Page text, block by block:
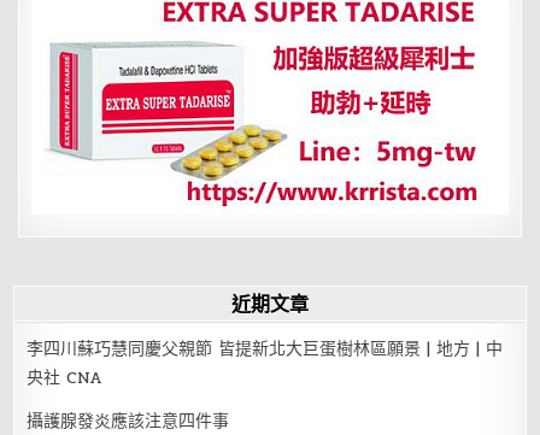
套
激
戰
一
夜
情
18
禁
性
近期文章
李四川蘇巧慧同慶父親節 皆提新北大巨蛋樹林區願景 | 地方 | 中
央社 CNA
攝護腺發炎應該注意四件事